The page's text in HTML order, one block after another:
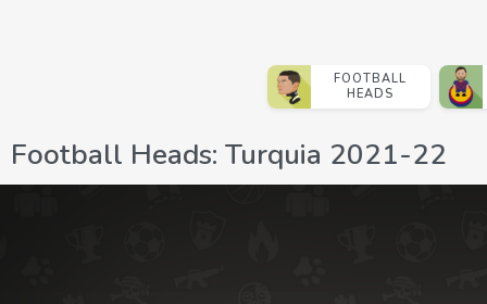
FOOTBALL
HEADS
Football Heads: Turquia 2021-22